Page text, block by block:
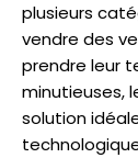
plusieurs
vendre des
prendre leur
minutieuses,
solution